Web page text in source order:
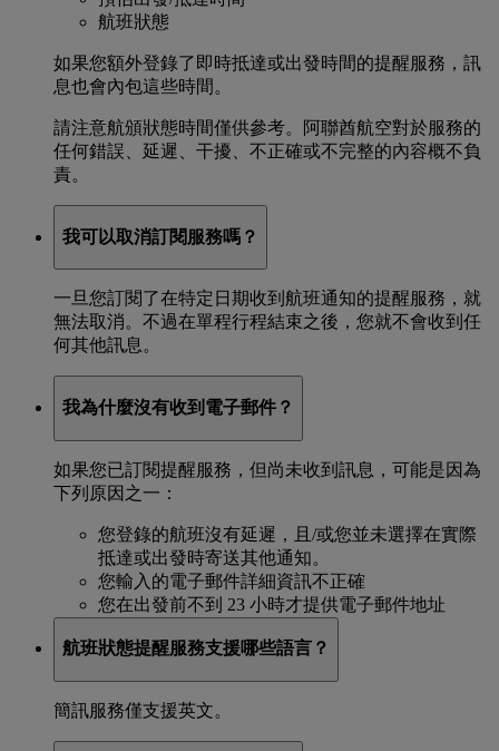
航班狀態
如果您額外登錄了即時抵達或出發時間的提醒服務，訊
息也會內包這些時間。
請注意航頒狀態時間僅供參考。阿聯酋航空對於服務的
任何錯誤、延遲、干擾、不正確或不完整的內容概不負
責。
我可以取消訂閱服務嗎？
一旦您訂閱了在特定日期收到航班通知的提醒服務，就
無法取消。不過在單程行程結束之後，您就不會收到任
何其他訊息。
我為什麼沒有收到電子郵件？
如果您已訂閱提醒服務，但尚未收到訊息，可能是因為
下列原因之一：
您登錄的航班沒有延遲，且/或您並未選擇在實際
抵達或出發時寄送其他通知。
您輸入的電子郵件詳細資訊不正確
您在出發前不到 23 小時才提供電子郵件地址
航班狀態提醒服務支援哪些語言？
簡訊服務僅支援英文。